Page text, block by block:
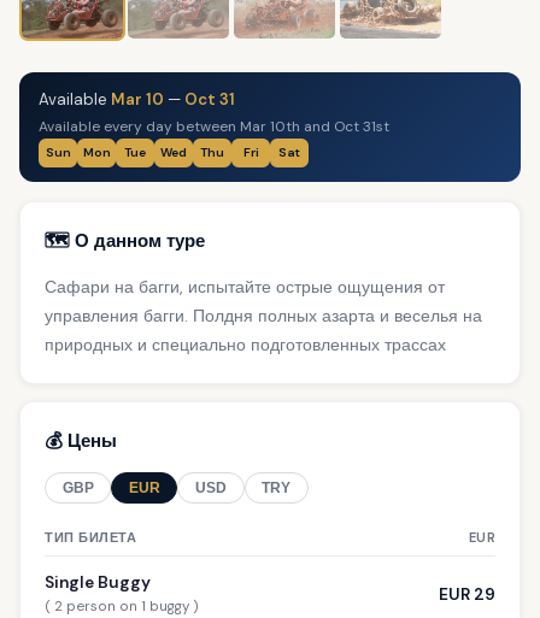
Available Mar 10 — Oct 31
Available every day between Mar 10th and Oct 31st
Sun Mon Tue Wed Thu Fri Sat
🗺️ О данном туре
Сафари на багги, испытайте острые ощущения от
управления багги. Полдня полных азарта и веселья на
природных и специально подготовленных трассах
💰 Цены
GBP EUR USD TRY
ТИП БИЛЕТА EUR
Single Buggy
( 2 person on 1 buggy )
EUR 29